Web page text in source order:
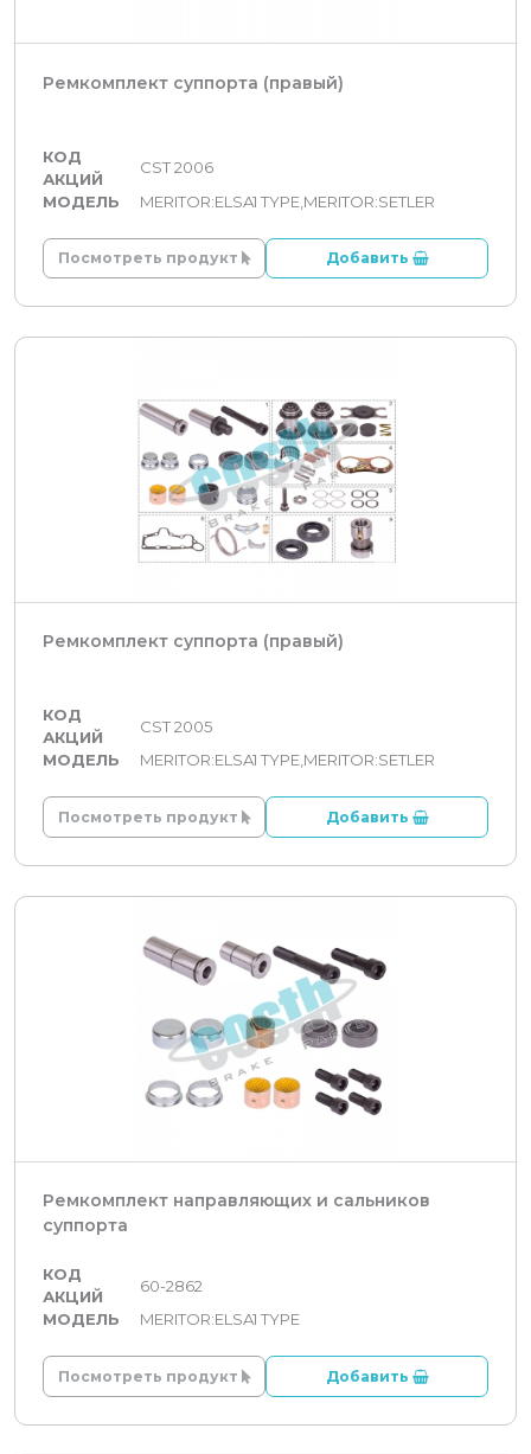
Ремкомплект суппорта (правый)
КОД
АКЦИЙ
CST 2006
МОДЕЛЬ
MERITOR:ELSA1 TYPE,MERITOR:SETLER
Посмотреть продукт Добавить
Ремкомплект суппорта (правый)
КОД
АКЦИЙ
CST 2005
МОДЕЛЬ
MERITOR:ELSA1 TYPE,MERITOR:SETLER
Посмотреть продукт Добавить
Ремкомплект направляющих и сальников
суппорта
КОД
АКЦИЙ
60-2862
МОДЕЛЬ
MERITOR:ELSA1 TYPE
Посмотреть продукт Добавить